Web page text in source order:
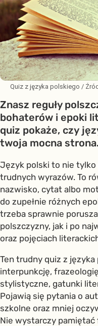
Quiz z języka polskiego /
Znasz reguły
bohaterów i epoki
quiz pokaże, czy
twoja mocna
Język polski to nie tylko
trudnych wyrazów. To
nazwisko, cytat albo
do zupełnie różnych
trzeba sprawnie
polszczyzny, jak i po
oraz pojęciach
Ten trudny quiz z
interpunkcję,
stylistyczne, gatunki
Pojawią się pytania o
szkolne oraz mniej
Nie wystarczy pamiętać